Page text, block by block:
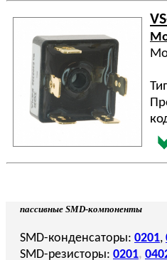
пассивные SMD-компоненты
SMD-конденсаторы: 0201,
SMD-резисторы: 0201,